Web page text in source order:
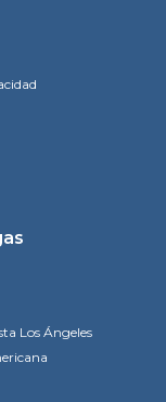
Los Ángeles